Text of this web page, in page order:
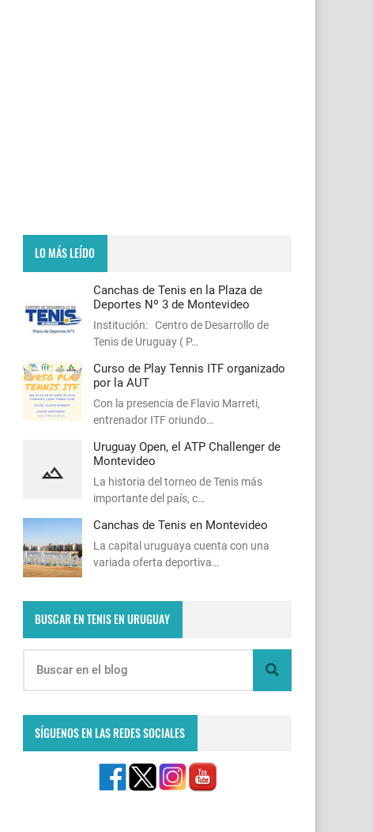
LO MÁS LEÍDO
Canchas de Tenis en la Plaza de
Deportes Nº 3 de Montevideo
Institución: Centro de Desarrollo de
Tenis de Uruguay ( P…
Curso de Play Tennis ITF organizado
por la AUT
Con la presencia de Flavio Marreti,
entrenador ITF oriundo…
Uruguay Open, el ATP Challenger de
Montevideo
La historia del torneo de Tenis más
importante del país, c…
Canchas de Tenis en Montevideo
La capital uruguaya cuenta con una
variada oferta deportiva…
BUSCAR EN TENIS EN URUGUAY
SÍGUENOS EN LAS REDES SOCIALES